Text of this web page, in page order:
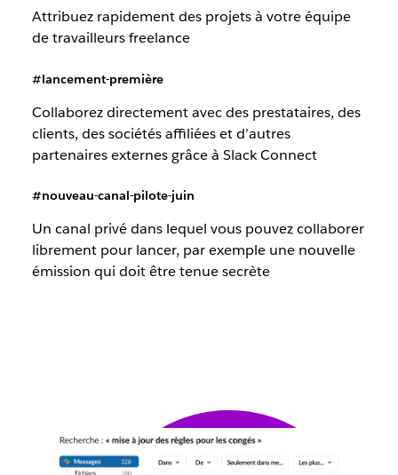
Attribuez rapidement des projets à votre équipe
de travailleurs freelance
#lancement-première
Collaborez directement avec des prestataires, des
clients, des sociétés affiliées et d’autres
partenaires externes grâce à Slack Connect
#nouveau-canal-pilote-juin
Un canal privé dans lequel vous pouvez collaborer
librement pour lancer, par exemple une nouvelle
émission qui doit être tenue secrète